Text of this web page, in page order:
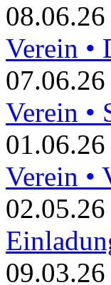
08.06.26
Verein •
07.06.26
Verein •
01.06.26
Verein •
02.05.26
09.03.26